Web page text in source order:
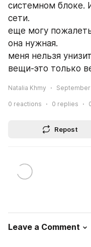
системном блоке.
сети.
еще могу
она нужная.
меня нельзя
вещи-это только
Natalia Khmy September
0 reactions 0 replies
Repost
Leave a Comment